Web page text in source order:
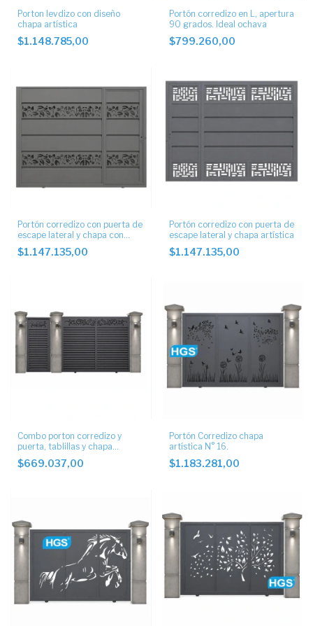
Porton levdizo con diseño
chapa artística
$1.148.785,00
Portón corredizo en L, apertura
90 grados. Ideal ochava
$799.260,00
Portón corredizo con puerta de
escape lateral y chapa con
diseño
$1.147.135,00
Portón corredizo con puerta de
escape lateral y chapa artística
$1.147.135,00
Combo porton corredizo y
puerta, tablillas y chapa
decorada
$669.037,00
Portón Corredizo chapa
artística N° 16.
$1.183.281,00